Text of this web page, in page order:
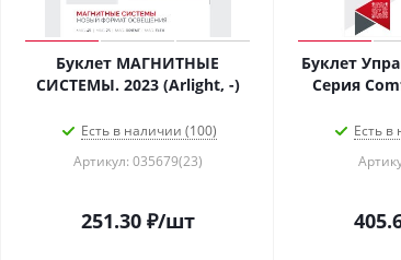
Буклет МАГНИТНЫЕ
СИСТЕМЫ. 2023 (Arlight, -)
Есть в наличии (100)
Артикул: 035679(23)
251.30₽/шт
Буклет
Серия
Есть в